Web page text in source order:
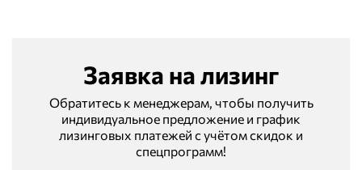
Заявка на лизинг
Обратитесь к менеджерам, чтобы получить
индивидуальное предложение и график
лизинговых платежей с учётом скидок и
спецпрограмм!